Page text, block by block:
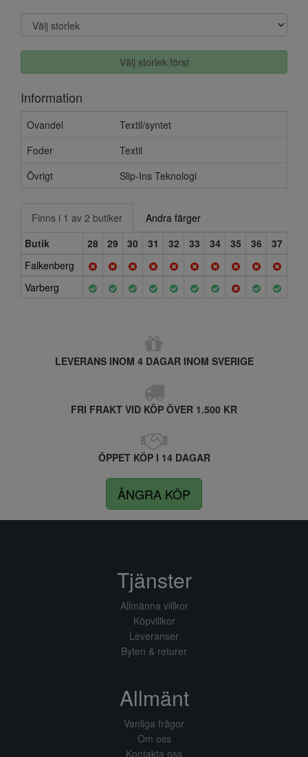
Välj storlek först
Information
Ovandel
Textil/syntet
Foder
Textil
Övrigt
Slip-Ins Teknologi
Finns i 1 av 2 butiker
Andra färger
Butik
28 29 30 31 32 33 34 35 36
37
Falkenberg
Varberg
LEVERANS INOM 4 DAGAR INOM SVERIGE
FRI FRAKT VID KÖP ÖVER 1.500 KR
ÖPPET KÖP I 14 DAGAR
ÅNGRA KÖP
Tjänster
Allmänna villkor
Köpvillkor
Leveranser
Byten & returer
Allmänt
Vanliga frågor
Om oss
Kontakta oss